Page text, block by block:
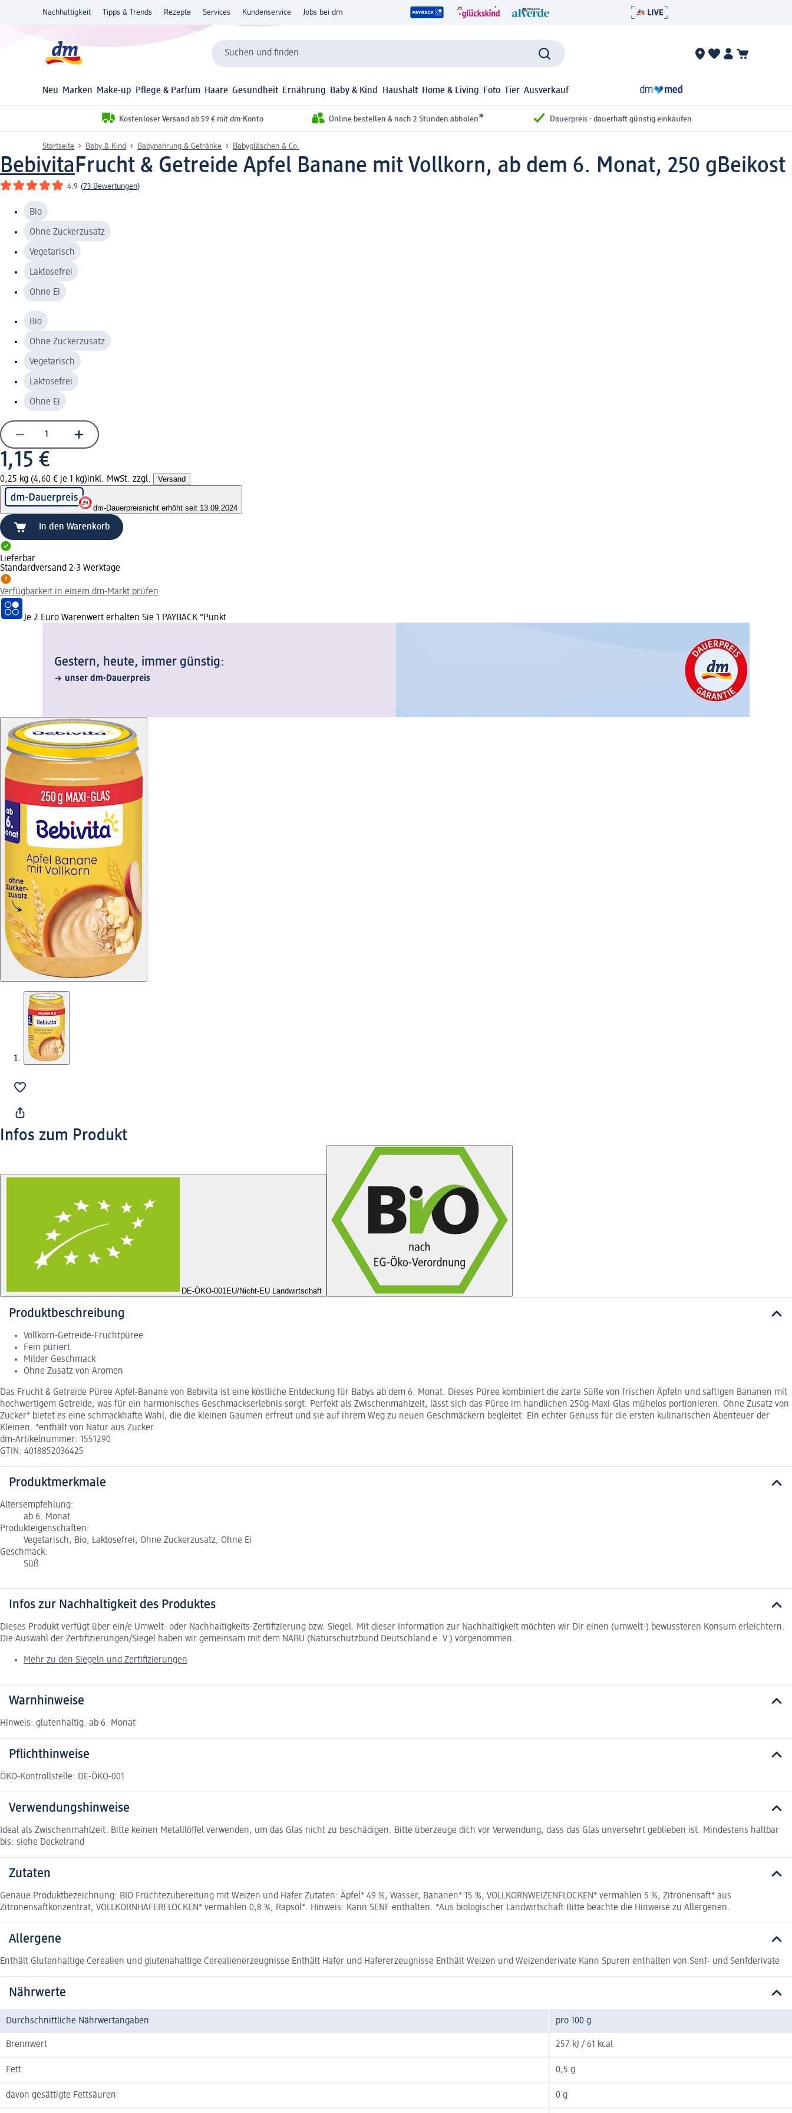
Nachhaltigkeit Tipps & Trends Rezepte Services Kundenservice Jobs bei dm
Suchen und finden
Neu Marken Make-up Pflege & Parfum Haare Gesundheit Ernährung Baby & Kind Haushalt Home & Living Foto Tier Ausverkauf
Kostenloser Versand ab 59 € mit dm-Konto Online bestellen & nach 2 Stunden abholen* Dauerpreis - dauerhaft günstig einkaufen
Startseite Baby & Kind Babynahrung & Getränke Babygläschen & Co.
BebivitaFrucht & Getreide Apfel Banane mit Vollkorn, ab dem 6. Monat, 250 gBeikost
4.9 (73 Bewertungen)
Bio
Ohne Zuckerzusatz
Vegetarisch
Laktosefrei
Ohne Ei
Bio
Ohne Zuckerzusatz
Vegetarisch
Laktosefrei
Ohne Ei
1,15 €
0,25 kg (4,60 € je 1 kg)inkl. MwSt. zzgl. Versand
dm-Dauerpreisnicht erhöht seit 13.09.2024
In den Warenkorb
Lieferbar
Standardversand 2-3 Werktage
Verfügbarkeit in einem dm-Markt prüfen
Je 2 Euro Warenwert erhalten Sie 1 PAYBACK °Punkt
Gestern, heute, immer günstig:
unser dm-Dauerpreis
Infos zum Produkt
DE-ÖKO-001 EU/Nicht-EU Landwirtschaft
Produktbeschreibung
Vollkorn-Getreide-Fruchtpüree
Fein püriert
Milder Geschmack
Ohne Zusatz von Aromen
Das Frucht & Getreide Püree Apfel-Banane von Bebivita ist eine köstliche Entdeckung für Babys ab dem 6. Monat. Dieses Püree kombiniert die zarte Süße von frischen Äpfeln und saftigen Bananen mit
hochwertigem Getreide, was für ein harmonisches Geschmackserlebnis sorgt. Perfekt als Zwischenmahlzeit, lässt sich das Püree im handlichen 250g-Maxi-Glas mühelos portionieren. Ohne Zusatz von
Zucker* bietet es eine schmackhafte Wahl, die die kleinen Gaumen erfreut und sie auf ihrem Weg zu neuen Geschmäckern begleitet. Ein echter Genuss für die ersten kulinarischen Abenteuer der
Kleinen. *enthält von Natur aus Zucker
dm-Artikelnummer: 1551290
GTIN: 4018852036425
Produktmerkmale
Altersempfehlung:
ab 6. Monat
Produkteigenschaften:
Vegetarisch, Bio, Laktosefrei, Ohne Zuckerzusatz, Ohne Ei
Geschmack:
Süß
Infos zur Nachhaltigkeit des Produktes
Dieses Produkt verfügt über ein/e Umwelt- oder Nachhaltigkeits-Zertifizierung bzw. Siegel. Mit dieser Information zur Nachhaltigkeit möchten wir Dir einen (umwelt-) bewussteren Konsum erleichtern.
Die Auswahl der Zertifizierungen/Siegel haben wir gemeinsam mit dem NABU (Naturschutzbund Deutschland e. V.) vorgenommen.
Mehr zu den Siegeln und Zertifizierungen
Warnhinweise
Hinweis: glutenhaltig. ab 6. Monat
Pflichthinweise
ÖKO-Kontrollstelle: DE-ÖKO-001
Verwendungshinweise
Ideal als Zwischenmahlzeit. Bitte keinen Metalllöffel verwenden, um das Glas nicht zu beschädigen. Bitte überzeuge dich vor Verwendung, dass das Glas unversehrt geblieben ist. Mindestens haltbar
bis: siehe Deckelrand
Zutaten
Genaue Produktbezeichnung: BIO Früchtezubereitung mit Weizen und Hafer Zutaten: Äpfel* 49 %, Wasser, Bananen* 15 %, VOLLKORNWEIZENFLOCKEN* vermahlen 5 %, Zitronensaft* aus
Zitronensaftkonzentrat, VOLLKORNHAFERFLOCKEN* vermahlen 0,8 %, Rapsöl*. Hinweis: Kann SENF enthalten. *Aus biologischer Landwirtschaft Bitte beachte die Hinweise zu Allergenen.
Allergene
Enthält Glutenhaltige Cerealien und glutenahaltige Cerealienerzeugnisse Enthält Hafer und Hafererzeugnisse Enthält Weizen und Weizenderivate Kann Spuren enthalten von Senf- und Senfderivate
Nährwerte
Durchschnittliche Nährwertangaben pro 100 g
Brennwert 257 kJ / 61 kcal
Fett 0,5 g
davon gesättigte Fettsäuren 0 g